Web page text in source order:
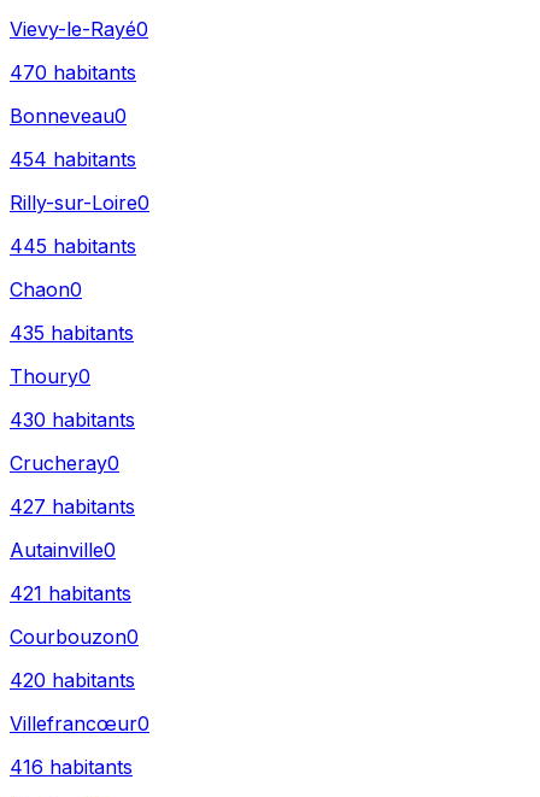
Vievy-le-Rayé0
470 habitants
Bonneveau0
454 habitants
Rilly-sur-Loire0
445 habitants
Chaon0
435 habitants
Thoury0
430 habitants
Crucheray0
427 habitants
Autainville0
421 habitants
Courbouzon0
420 habitants
Villefrancœur0
416 habitants